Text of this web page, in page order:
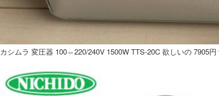
カシムラ 変圧器 100⇔220/240V 1500W TTS-20C 欲しいの 7905円